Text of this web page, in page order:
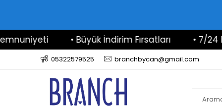
• Büyük İndirim Fırsatları • 7/24 Destek &
05322579525 branchbycan@gmail.com